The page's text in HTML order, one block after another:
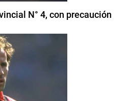
N° 4, con precaución